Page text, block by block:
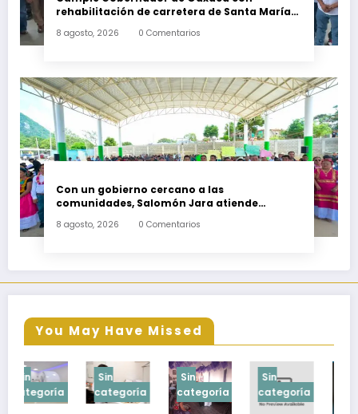
rehabilitación de carretera de Santa María
8 agosto, 2026 0 Comentarios
Con un gobierno cercano a las
comunidades, Salomón Jara atiende
Tenango
8 agosto, 2026 0 Comentarios
You May Have Missed
Sin
categoría
Sin
categoría
Sin
categoría
Sin
categoría